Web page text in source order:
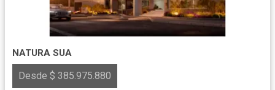
NATURA SUA
Desde $ 385.975.880